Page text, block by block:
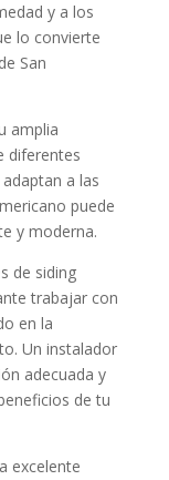
y a los
lo convierte
San
amplia
diferentes
a las
puede
y moderna.
de siding
trabajar con
en la
Un instalador
adecuada y
de tu
excelente